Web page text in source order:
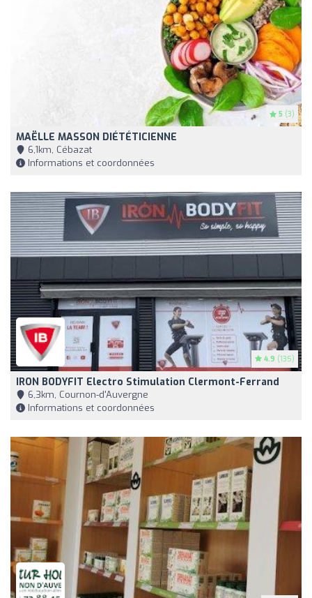
5 (3)
MAËLLE MASSON DIÉTÉTICIENNE
6,1km, Cébazat
Informations et coordonnées
4.9 (135)
IRON BODYFIT Electro Stimulation Clermont-Ferrand
6,3km, Cournon-d'Auvergne
Informations et coordonnées